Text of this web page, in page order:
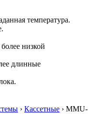
температура.
низкой
длинные
› Кассетные › MMU-